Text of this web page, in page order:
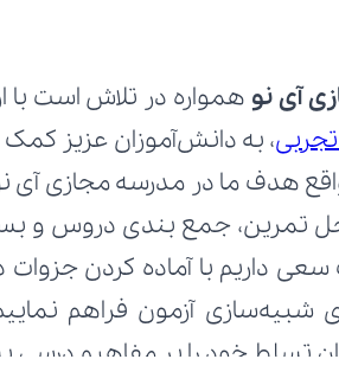
آی نو همواره در تلاش است
تسلط خود را بر مفاهیم درسی